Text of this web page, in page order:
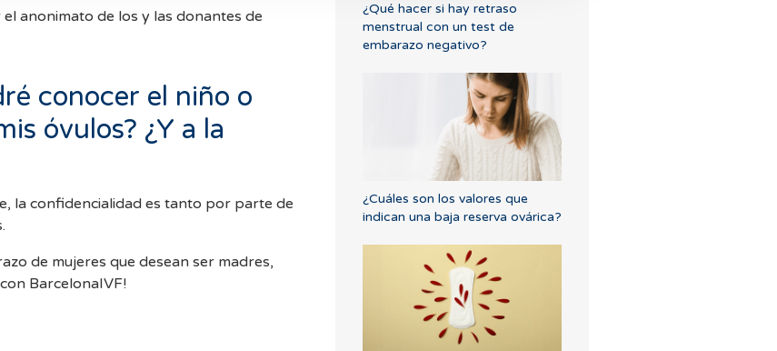
anonimato de los y las donantes de
conocer el niño o
óvulos? ¿Y a la
la confidencialidad es tanto por parte de
de mujeres que desean ser madres,
BarcelonaIVF!
¿Qué hacer si hay retraso
menstrual con un test de
embarazo negativo?
¿Cuáles son los valores que
indican una baja reserva ovárica?